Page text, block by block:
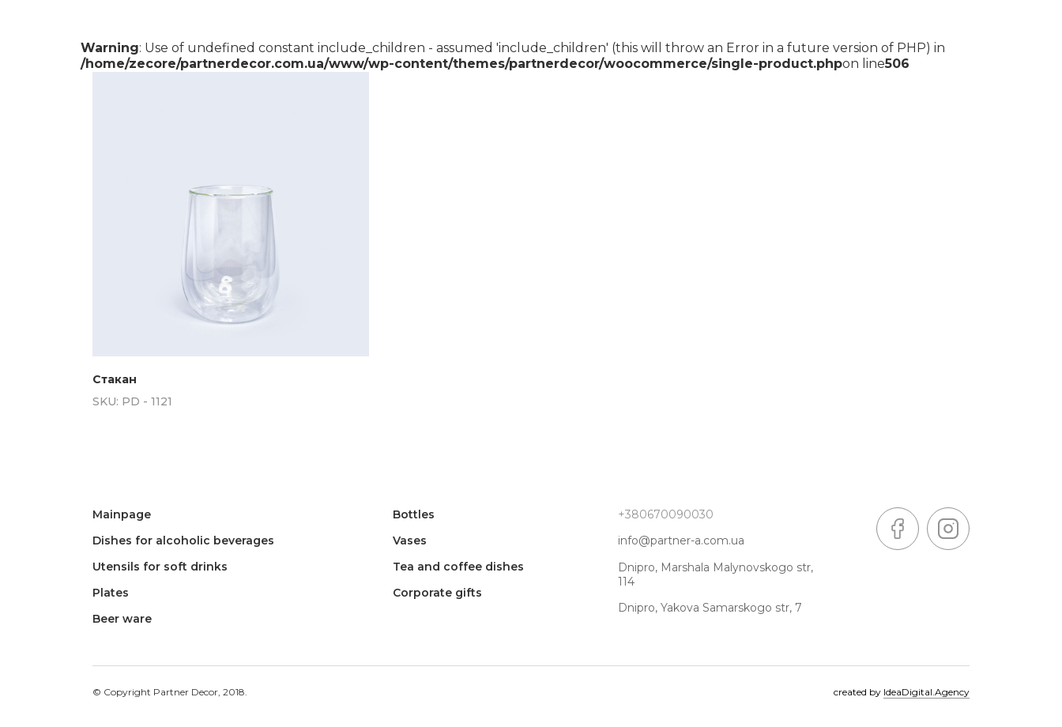
Warning: Use of undefined constant include_children - assumed 'include_children' (this will throw an Error in a future version of PHP) in
/home/zecore/partnerdecor.com.ua/www/wp-content/themes/partnerdecor/woocommerce/single-product.phpon line506
Стакан
SKU: PD - 1121
Mainpage
Dishes for alcoholic beverages
Utensils for soft drinks
Plates
Beer ware
Bottles
Vases
Tea and coffee dishes
Corporate gifts
+380670090030
info@partner-a.com.ua
Dnipro, Marshala Malynovskogo str,
114
Dnipro, Yakova Samarskogo str, 7
© Copyright Partner Decor, 2018. created by IdeaDigital.Agency